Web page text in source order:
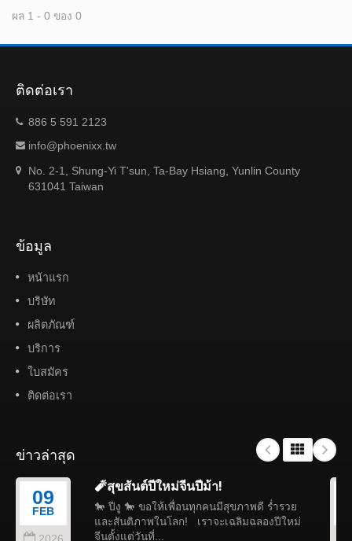
ผล 1 - 0 ของ 0
ติดต่อเรา
886 5 591 2123
info@phoenixx.tw
No. 2-1, Shung-Yi T'sun, Ta-Bay Hsiang, Yunlin County
631041 Taiwan
ข้อมูล
หน้าแรก
บริษัท
ผลิตภัณฑ์
บริการ
ใบสมัคร
ติดต่อเรา
ข่าวล่าสุด
09
FEB
🧨สุขสันต์ปีใหม่จีนปีม้า!
🐎 ปีงู 🐎 ขอให้เพื่อนทุกคนมีสุขภาพดี ร่ำรวย
และสันติภาพในโลก! เราจะเฉลิมฉลองปีใหม่
จีนตั้งแต่วันที่...